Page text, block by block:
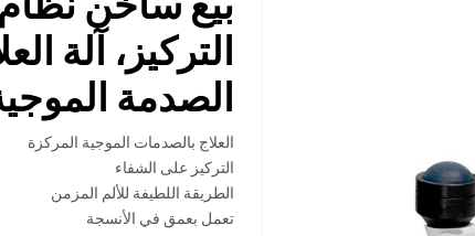
التركيز، آلة
الصدمة
العلاج بالصدمات الموجية المركزة
التركيز على الشفاء
الطريقة اللطيفة للألم المزمن
تعمل بعمق في الأنسجة